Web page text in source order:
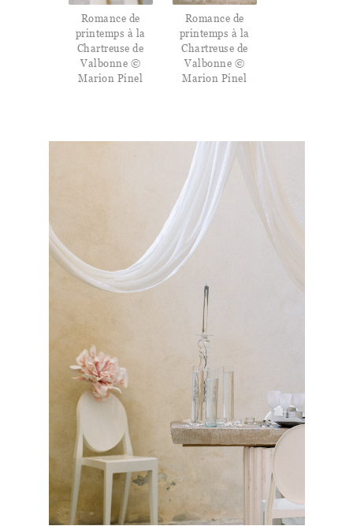
Romance de
printemps à la
Chartreuse de
Valbonne ©
Marion Pinel
Romance de
printemps à la
Chartreuse de
Valbonne ©
Marion Pinel